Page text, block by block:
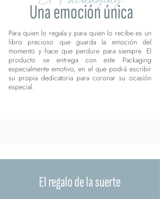
Una emoción única
Para quien lo regala y para quien lo recibe es un
libro precioso que guarda la emoción del
momento y hace que perdure para siempre. El
producto se entrega con este Packaging
especialmente emotivo, en el que podrá escribir
su propia dedicatoria para coronar su ocasión
especial.
El regalo de la suerte